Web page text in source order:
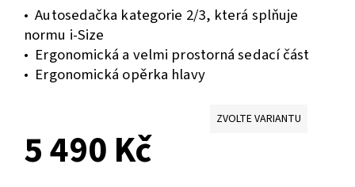
• Autosedačka kategorie 2/3, která splňuje
normu i-Size
• Ergonomická a velmi prostorná sedací část
• Ergonomická opěrka hlavy
ZVOLTE VARIANTU
5 490 Kč